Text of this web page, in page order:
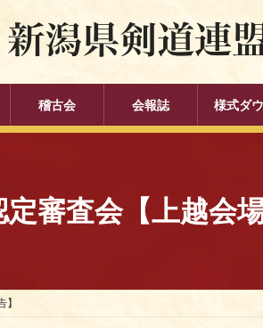
稽古会 会報誌 様式ダ
審査会【上越会場